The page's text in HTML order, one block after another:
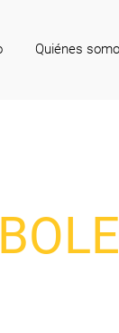
Quiénes